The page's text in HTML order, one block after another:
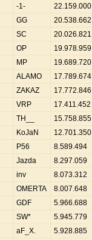
-1- 22.159.000
GG 20.538.662
SC 20.026.821
OP 19.978.959
MP 19.689.720
ALAMO 17.789.674
ZAKAZ 17.772.846
VRP 17.411.452
TH__ 15.758.855
KoJaN 12.701.350
P56 8.589.494
Jazda 8.297.059
inv 8.073.312
OMERTA 8.007.648
GDF 5.966.688
SW* 5.945.779
aF_X. 5.928.885